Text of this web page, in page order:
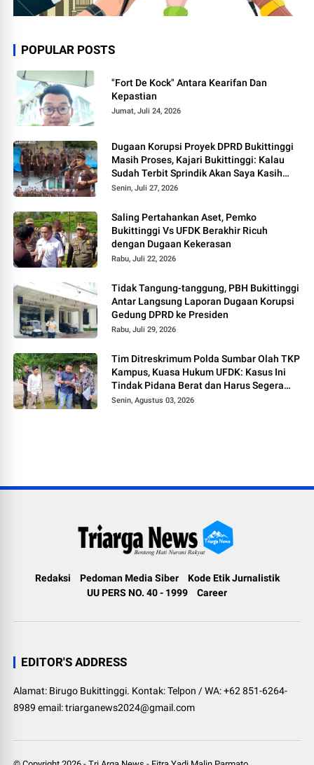
POPULAR POSTS
"Fort De Kock" Antara Kearifan Dan
Kepastian
Jumat, Juli 24, 2026
Dugaan Korupsi Proyek DPRD Bukittinggi
Masih Proses, Kajari Bukittinggi: Kalau
Sudah Terbit Sprindik Akan Saya Kasih
Kabar
Senin, Juli 27, 2026
Saling Pertahankan Aset, Pemko
Bukittinggi Vs UFDK Berakhir Ricuh
dengan Dugaan Kekerasan
Rabu, Juli 22, 2026
Tidak Tangung-tanggung, PBH Bukittinggi
Antar Langsung Laporan Dugaan Korupsi
Gedung DPRD ke Presiden
Rabu, Juli 29, 2026
Tim Ditreskrimum Polda Sumbar Olah TKP
Kampus, Kuasa Hukum UFDK: Kasus Ini
Tindak Pidana Berat dan Harus Segera
Tetapkan Tersangka
Senin, Agustus 03, 2026
Redaksi Pedoman Media Siber
Kode Etik Jurnalistik
UU PERS NO. 40 - 1999
Career
EDITOR'S ADDRESS
Alamat: Birugo Bukittinggi. Kontak: Telpon / WA: +62 851-6264-
8989 email: triarganews2024@gmail.com